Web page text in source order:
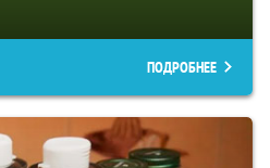
ПОДРОБНЕЕ